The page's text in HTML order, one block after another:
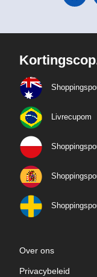
Livrecupom
Over ons
Privacybeleid